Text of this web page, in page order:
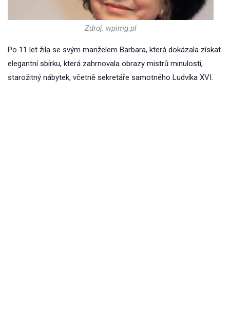
Zdroj: wpimg.pl
Po 11 let žila se svým manželem Barbara, která dokázala získat
elegantní sbírku, která zahrnovala obrazy mistrů minulosti,
starožitný nábytek, včetně sekretáře samotného Ludvíka XVI.